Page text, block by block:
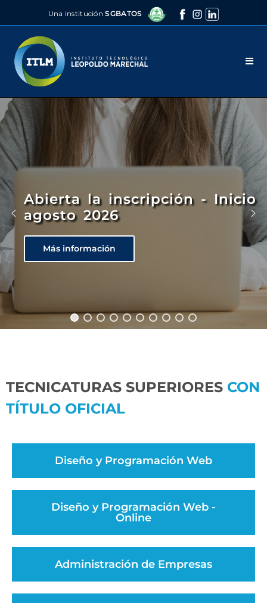
Una instituciónSGBATOS
Abierta la inscripción - Inicio
agosto 2026
Más información
TECNICATURAS SUPERIORES CON
TÍTULO OFICIAL
Diseño y Programación Web
Diseño y Programación Web -
Online
Administración de Empresas